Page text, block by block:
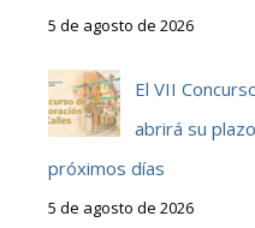
5 de agosto de 2026
El VII
abrirá su
próximos días
5 de agosto de 2026